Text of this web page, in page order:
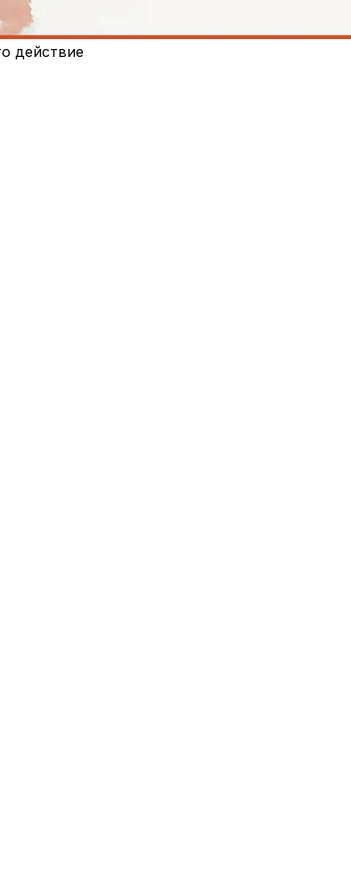
действие